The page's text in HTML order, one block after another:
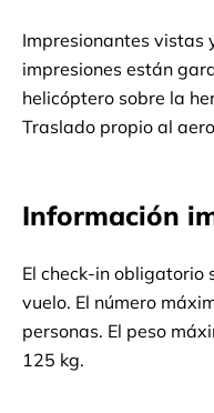
Impresionantes vistas
impresiones están
helicóptero sobre la
Traslado propio al
Sobrevolando los
desde 1983 el casco
humanidad por la
Parlamento Federal,
Centre Paul Klee,
Información
El check-in obligatorio
vuelo. El número
personas. El peso
125 kg.